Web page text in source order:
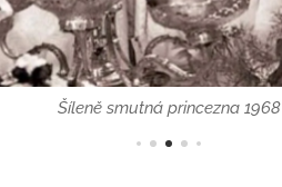
Šíleně smutná princezna 1968